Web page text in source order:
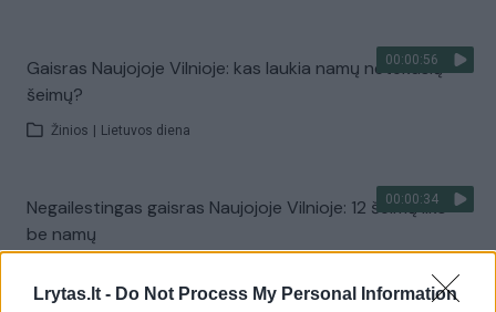
Lrytas.lt - Do Not Process My Personal Information
00:00:56
Gaisras Naujojoje Vilnioje: kas laukia namų netekusių
šeimų?
Žinios Lietuvos diena
00:00:34
Negailestingas gaisras Naujojoje Vilnioje: 12 šeimų liko
be namų